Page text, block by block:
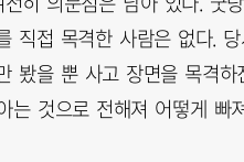
직접 목격한 사람은 없다.
봤을 뿐 사고 장면을 목격
는 것으로 전해져 어떻게 빠